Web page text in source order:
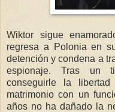
Wiktor sigue
regresa a Polonia en
detención y condena a
espionaje. Tras un
conseguirle la
matrimonio con un
años no ha dañado la